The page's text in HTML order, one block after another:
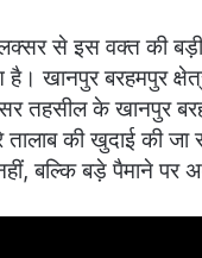
के लक्सर से इस वक्त की
बरहमपुर क्षेत्र
तहसील के खानपुर
की खुदाई की
बल्कि बड़े पैमाने